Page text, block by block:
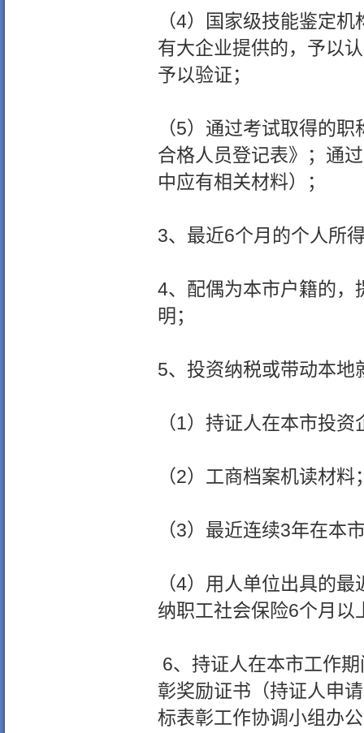
（4）国家级技能鉴定
有大企业提供的，予以
予以验证；
（5）通过考试取得的
合格人员登记表》；通
中应有相关材料）；
3、最近6个月的个人所
4、配偶为本市户籍的，
明；
5、投资纳税或带动本地
（1）持证人在本市投
（2）工商档案机读材料
（3）最近连续3年在本
（4）用人单位出具的
纳职工社会保险6个月以
6、持证人在本市工作
彰奖励证书（持证人申
标表彰工作协调小组办